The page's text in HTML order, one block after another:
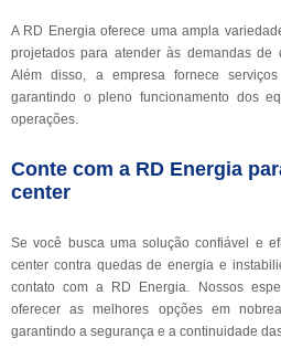
A RD Energia oferece uma ampla
projetados para atender às demandas de
Além disso, a empresa fornece
garantindo o pleno funcionamento dos
operações.
Conte com a RD Energia
center
Se você busca uma solução confiável e
center contra quedas de energia e
contato com a RD Energia. Nossos
oferecer as melhores opções em
garantindo a segurança e a continuidade